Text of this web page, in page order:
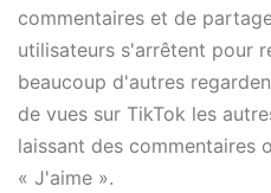
commentaires et de
utilisateurs s'arrêtent pour
beaucoup d'autres
de vues sur TikTok les
laissant des commentaires
« J'aime ».